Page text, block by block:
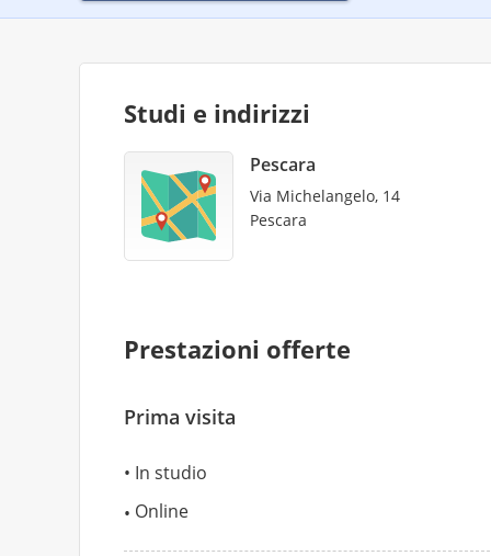
Studi e indirizzi
Pescara
Via Michelangelo, 14
Pescara
Prestazioni offerte
Prima visita
In studio
Online